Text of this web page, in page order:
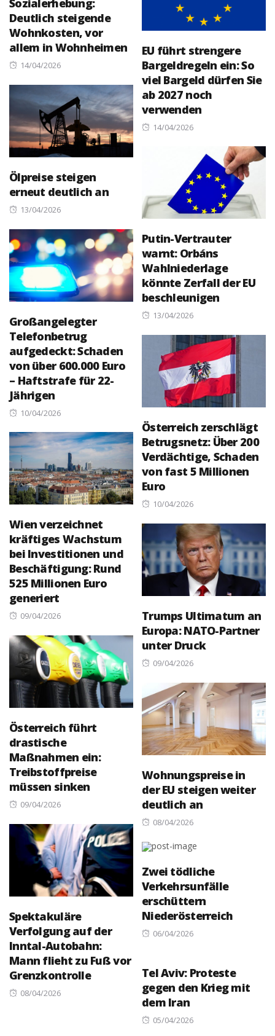
Deutlich steigende
Wohnkosten, vor
allem in Wohnheimen
Posted
14/04/2026
EU führt strengere
Bargeldregeln ein: So
viel Bargeld dürfen Sie
ab 2027 noch
verwenden
Posted
14/04/2026
Ölpreise steigen
erneut deutlich an
Posted
13/04/2026
Putin-Vertrauter
warnt: Orbáns
Wahlniederlage
könnte Zerfall der EU
beschleunigen
Posted
13/04/2026
Großangelegter
Telefonbetrug
aufgedeckt: Schaden
von über 600.000 Euro
– Haftstrafe für 22-
Jährigen
Posted
10/04/2026
Österreich zerschlägt
Betrugsnetz: Über 200
Verdächtige, Schaden
von fast 5 Millionen
Euro
Posted
10/04/2026
Wien verzeichnet
kräftiges Wachstum
bei Investitionen und
Beschäftigung: Rund
525 Millionen Euro
generiert
Posted
09/04/2026
Trumps Ultimatum an
Europa: NATO-Partner
unter Druck
Posted
09/04/2026
Österreich führt
drastische
Maßnahmen ein:
Treibstoffpreise
müssen sinken
Posted
09/04/2026
Wohnungspreise in
der EU steigen weiter
deutlich an
Posted
08/04/2026
Spektakuläre
Verfolgung auf der
Inntal-Autobahn:
Mann flieht zu Fuß vor
Grenzkontrolle
Posted
08/04/2026
Zwei tödliche
Verkehrsunfälle
erschüttern
Niederösterreich
Posted
06/04/2026
Tel Aviv: Proteste
gegen den Krieg mit
dem Iran
Posted
05/04/2026